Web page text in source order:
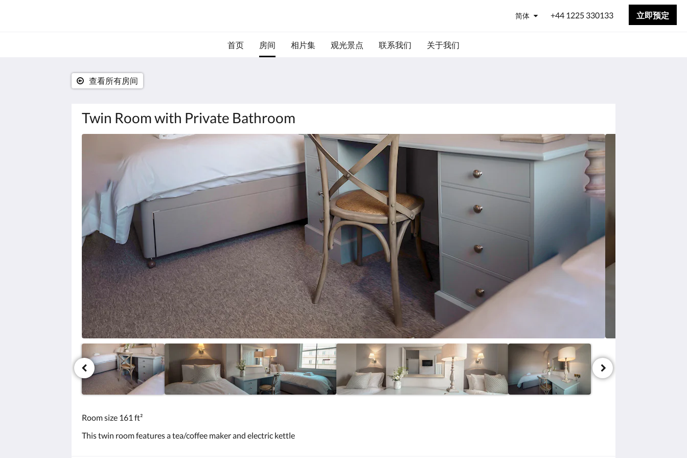
简体 +44 1225 330133 立即预定
首页 房间 相片集 观光景点 联系我们 关于我们
Twin Room with Private Bathroom
查看所有房间
下
插
件
(Carousel)。
要
浏
图
片，
点
击
下
一
页
或
一
页
按
钮。
Room size 161 ft²
This twin room features a tea/coffee maker and electric kettle